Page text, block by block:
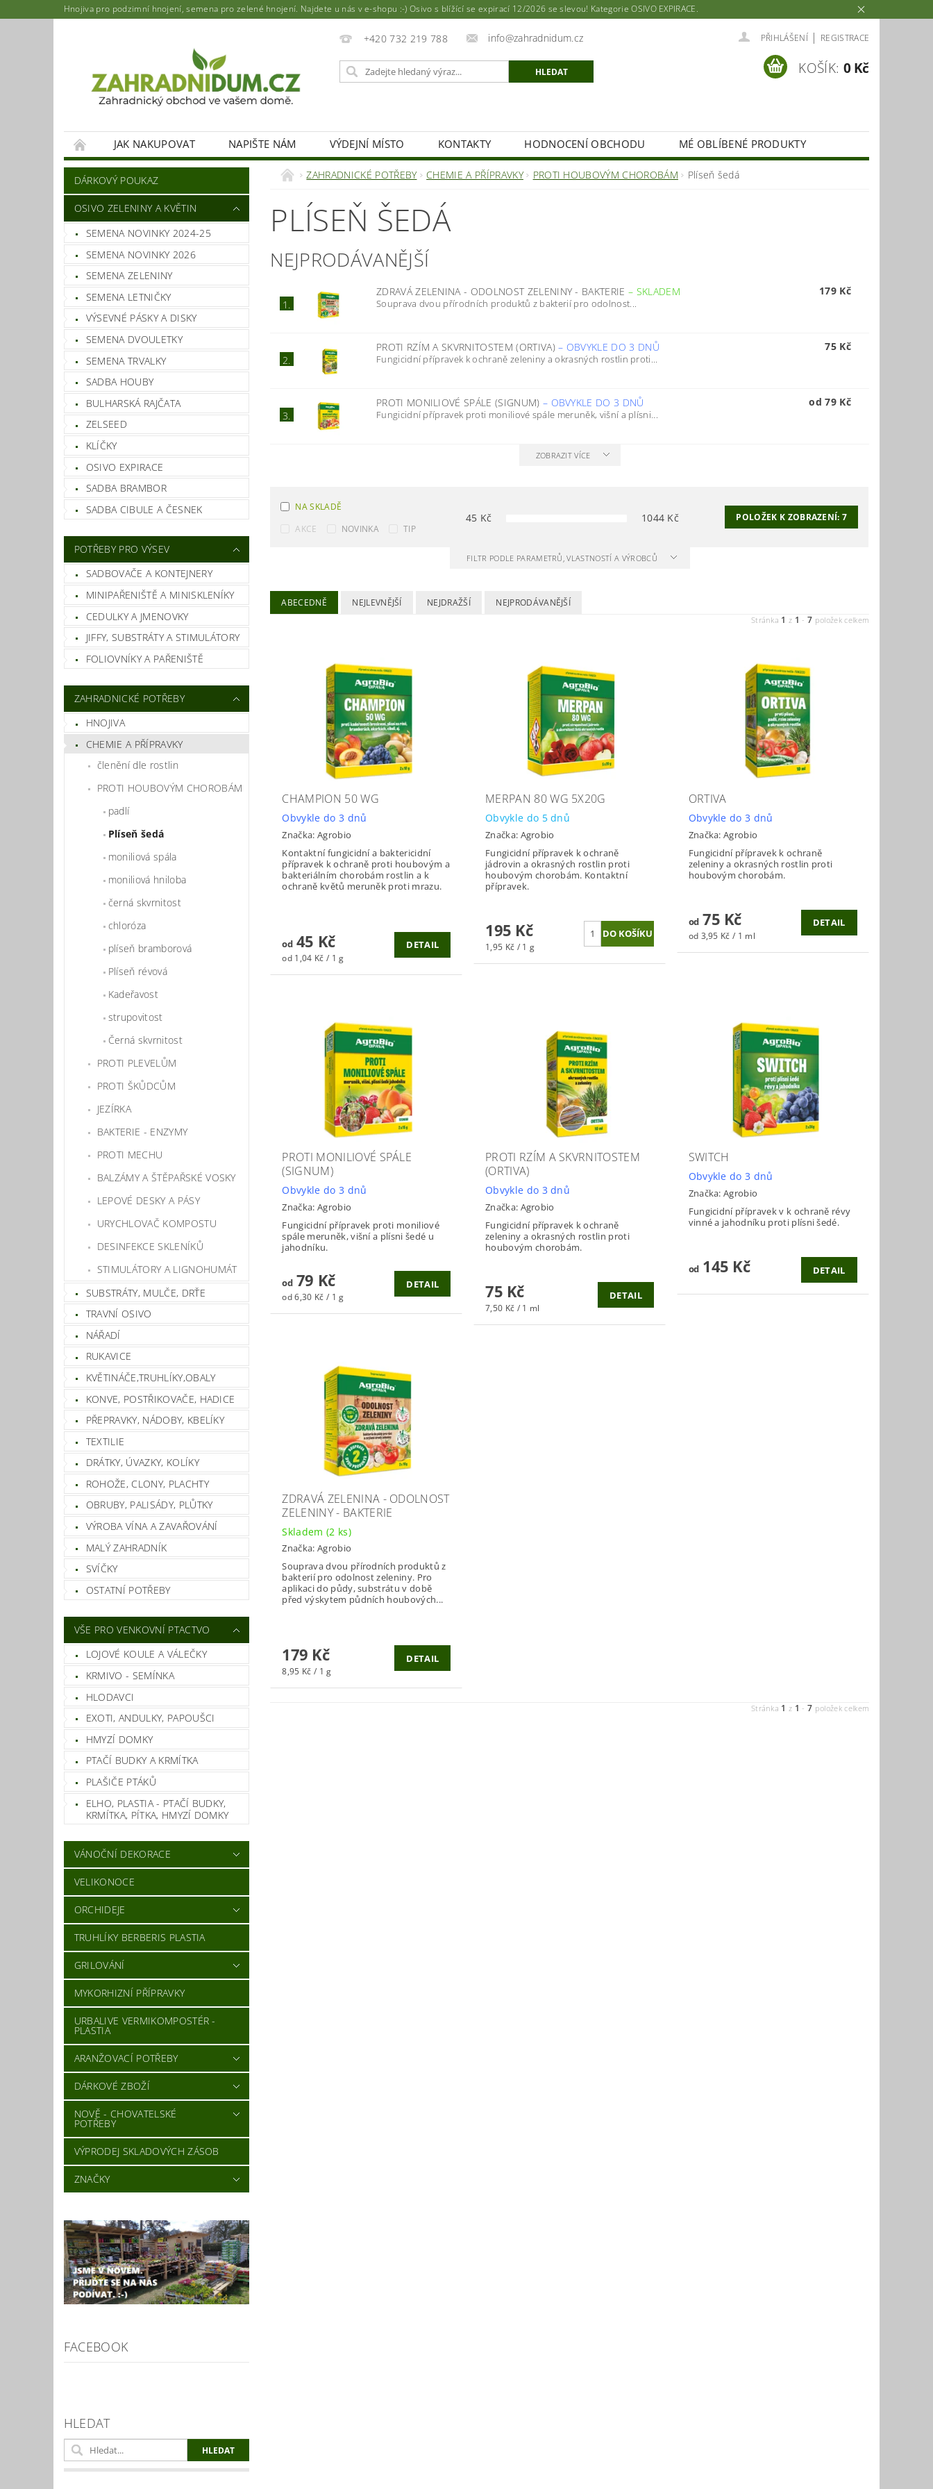
Hnojiva pro podzimní hnojení, semena pro zelené hnojení. Najdete u nás v e-shopu :-) Osivo s blížící se expirací 12/2026 se slevou! Kategorie OSIVO EXPIRACE.
+420 732 219 788 info@zahradnidum.cz PŘIHLÁŠENÍ | REGISTRACE
KOŠÍK: 0 Kč
JAK NAKUPOVAT NAPIŠTE NÁM VÝDEJNÍ MÍSTO KONTAKTY HODNOCENÍ OBCHODU MÉ OBLÍBENÉ PRODUKTY
DÁRKOVÝ POUKAZ
OSIVO ZELENINY A KVĚTIN
SEMENA NOVINKY 2024-25
SEMENA NOVINKY 2026
SEMENA ZELENINY
SEMENA LETNIČKY
VÝSEVNÉ PÁSKY A DISKY
SEMENA DVOULETKY
SEMENA TRVALKY
SADBA HOUBY
BULHARSKÁ RAJČATA
ZELSEED
KLÍČKY
OSIVO EXPIRACE
SADBA BRAMBOR
SADBA CIBULE A ČESNEK
POTŘEBY PRO VÝSEV
SADBOVAČE A KONTEJNERY
MINIPAŘENIŠTĚ A MINISKLENÍKY
CEDULKY A JMENOVKY
JIFFY, SUBSTRÁTY A STIMULÁTORY
FOLIOVNÍKY A PAŘENIŠTĚ
ZAHRADNICKÉ POTŘEBY
HNOJIVA
CHEMIE A PŘÍPRAVKY
členění dle rostlin
PROTI HOUBOVÝM CHOROBÁM
padlí
Plíseň šedá
moniliová spála
moniliová hniloba
černá skvrnitost
chloróza
plíseň bramborová
Plíseň révová
Kadeřavost
strupovitost
Černá skvrnitost
PROTI PLEVELŮM
PROTI ŠKŮDCŮM
JEZÍRKA
BAKTERIE - ENZYMY
PROTI MECHU
BALZÁMY A ŠTĚPAŘSKÉ VOSKY
LEPOVÉ DESKY A PÁSY
URYCHLOVAČ KOMPOSTU
DESINFEKCE SKLENÍKŮ
STIMULÁTORY A LIGNOHUMÁT
SUBSTRÁTY, MULČE, DRŤE
TRAVNÍ OSIVO
NÁŘADÍ
RUKAVICE
KVĚTINÁČE,TRUHLÍKY,OBALY
KONVE, POSTŘIKOVAČE, HADICE
PŘEPRAVKY, NÁDOBY, KBELÍKY
TEXTILIE
DRÁTKY, ÚVAZKY, KOLÍKY
ROHOŽE, CLONY, PLACHTY
OBRUBY, PALISÁDY, PLŮTKY
VÝROBA VÍNA A ZAVAŘOVÁNÍ
MALÝ ZAHRADNÍK
SVÍČKY
OSTATNÍ POTŘEBY
VŠE PRO VENKOVNÍ PTACTVO
LOJOVÉ KOULE A VÁLEČKY
KRMIVO - SEMÍNKA
HLODAVCI
EXOTI, ANDULKY, PAPOUŠCI
HMYZÍ DOMKY
PTAČÍ BUDKY A KRMÍTKA
PLAŠIČE PTÁKŮ
ELHO, PLASTIA - PTAČÍ BUDKY,
KRMÍTKA, PÍTKA, HMYZÍ DOMKY
VÁNOČNÍ DEKORACE
VELIKONOCE
ORCHIDEJE
TRUHLÍKY BERBERIS PLASTIA
GRILOVÁNÍ
MYKORHIZNÍ PŘÍPRAVKY
URBALIVE VERMIKOMPOSTÉR -
PLASTIA
ARANŽOVACÍ POTŘEBY
DÁRKOVÉ ZBOŽÍ
NOVĚ - CHOVATELSKÉ
POTŘEBY
VÝPRODEJ SKLADOVÝCH ZÁSOB
ZNAČKY
FACEBOOK
HLEDAT
ZAHRADNICKÉ POTŘEBY CHEMIE A PŘÍPRAVKY PROTI HOUBOVÝM CHOROBÁM Plíseň šedá
PLÍSEŇ ŠEDÁ
NEJPRODÁVANĚJŠÍ
1.
ZDRAVÁ ZELENINA - ODOLNOST ZELENINY - BAKTERIE – SKLADEM
Souprava dvou přírodních produktů z bakterií pro odolnost...
179 Kč
2.
PROTI RZÍM A SKVRNITOSTEM (ORTIVA)– OBVYKLE DO 3 DNŮ
Fungicidní přípravek k ochraně zeleniny a okrasných rostlin proti...
75 Kč
3.
PROTI MONILIOVÉ SPÁLE (SIGNUM) – OBVYKLE DO 3 DNŮ
Fungicidní přípravek proti moniliové spále meruněk, višní a plísni...
od 79 Kč
ZOBRAZIT VÍCE
NA SKLADĚ
AKCE
NOVINKA TIP
45 Kč 1044 Kč POLOŽEK K ZOBRAZENÍ:7
FILTR PODLE PARAMETRŮ, VLASTNOSTÍ A VÝROBCŮ
ABECEDNĚ NEJLEVNĚJŠÍ NEJDRAŽŠÍ NEJPRODÁVANĚJŠÍ
Stránka 1 z 1 -7 položek celkem
CHAMPION 50 WG
Obvykle do 3 dnů
Značka: Agrobio
Kontaktní fungicidní a baktericidní
přípravek k ochraně proti houbovým a
bakteriálním chorobám rostlin a k
ochraně květů meruněk proti mrazu.
od45 Kč
od 1,04 Kč / 1 g
DETAIL
MERPAN 80 WG 5X20G
Obvykle do 5 dnů
Značka: Agrobio
Fungicidní přípravek k ochraně
jádrovin a okrasných rostlin proti
houbovým chorobám. Kontaktní
přípravek.
195 Kč
1,95 Kč / 1 g
ORTIVA
Obvykle do 3 dnů
Značka:Agrobio
Fungicidní přípravek k ochraně
zeleniny a okrasných rostlin proti
houbovým chorobám.
od75 Kč
od 3,95 Kč / 1 ml
DETAIL
PROTI MONILIOVÉ SPÁLE
(SIGNUM)
Obvykle do 3 dnů
Značka: Agrobio
Fungicidní přípravek proti moniliové
spále meruněk, višní a plísni šedé u
jahodníku.
od79 Kč
od 6,30 Kč / 1 g
DETAIL
PROTI RZÍM A SKVRNITOSTEM
(ORTIVA)
Obvykle do 3 dnů
Značka: Agrobio
Fungicidní přípravek k ochraně
zeleniny a okrasných rostlin proti
houbovým chorobám.
75 Kč
7,50 Kč / 1 ml
DETAIL
SWITCH
Obvykle do 3 dnů
Značka:Agrobio
Fungicidní přípravek v k ochraně révy
vinné a jahodníku proti plísni šedé.
od145 Kč DETAIL
ZDRAVÁ ZELENINA - ODOLNOST
ZELENINY - BAKTERIE
Skladem (2 ks)
Značka: Agrobio
Souprava dvou přírodních produktů z
bakterií pro odolnost zeleniny. Pro
aplikaci do půdy, substrátu v době
před výskytem půdních houbových...
179 Kč
8,95 Kč / 1 g
DETAIL
Stránka 1 z 1 -7 položek celkem